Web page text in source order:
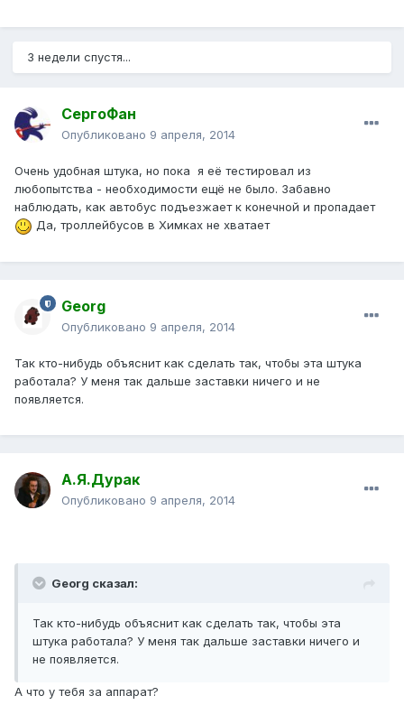
3 недели спустя...
СергоФан
Опубликовано 9 апреля, 2014
Очень удобная штука, но пока я её тестировал из
любопытства - необходимости ещё не было. Забавно
наблюдать, как автобус подъезжает к конечной и пропадает
Да, троллейбусов в Химках не хватает
Georg
Опубликовано 9 апреля, 2014
Так кто-нибудь объяснит как сделать так, чтобы эта штука
работала? У меня так дальше заставки ничего и не
появляется.
А.Я.Дурак
Опубликовано 9 апреля, 2014
Georg сказал:
Так кто-нибудь объяснит как сделать так, чтобы эта
штука работала? У меня так дальше заставки ничего и
не появляется.
А что у тебя за аппарат?